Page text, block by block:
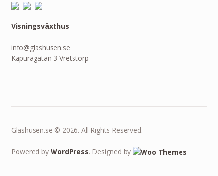
Visningsväxthus
info@glashusen.se
Kapuragatan 3 Vretstorp
Glashusen.se © 2026. All Rights Reserved.
Powered by WordPress. Designed by